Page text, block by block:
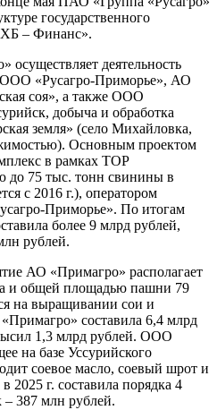
государственного
– Финанс».
осуществляет деятельность
ООО «Русагро-Приморье», АО
соя», а также ООО
добыча и обработка
земля» (село Михайловка,
Основным проектом
в рамках ТОР
до 75 тыс. тонн свинины в
с 2016 г.), оператором
Приморье». По итогам
более 9 млрд рублей,
рублей.
АО «Примагро» располагает
и общей площадью пашни 79
на выращивании сои и
составила 6,4 млрд
1,3 млрд рублей. ООО
на базе Уссурийского
соевое масло, соевый шрот и
2025 г. составила порядка 4
387 млн рублей.